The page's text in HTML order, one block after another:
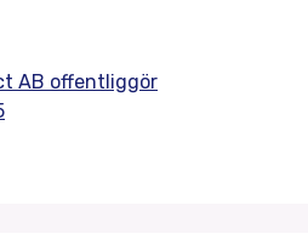
AB offentliggör